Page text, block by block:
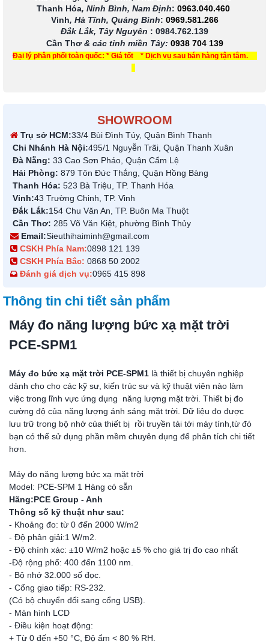
Thanh Hóa, Ninh Bình, Nam Định: 0963.040.460
Vinh, Hà Tĩnh, Quảng Bình: 0969.581.266
Đắk Lắk, Tây Nguyên : 0984.762.139
Cần Thơ & các tỉnh miền Tây: 0938 704 139
Đại lý phân phối toàn quốc: * Giá tốt * Dịch vụ sau bán hàng tận tâm.
SHOWROOM
Trụ sở HCM:33/4 Bùi Đình Túy, Quận Bình Thạnh
Chi Nhánh Hà Nội:495/1 Nguyễn Trãi, Quận Thanh Xuân
Đà Nẵng: 33 Cao Sơn Pháo, Quận Cẩm Lệ
Hải Phòng: 879 Tôn Đức Thắng, Quận Hồng Bàng
Thanh Hóa: 523 Bà Triệu, TP. Thanh Hóa
Vinh:43 Trường Chinh, TP. Vinh
Đắk Lắk:154 Chu Văn An, TP. Buôn Ma Thuột
Cần Thơ: 285 Võ Văn Kiệt, phường Bình Thủy
Email:Sieuthihaiminh@gmail.com
CSKH Phía Nam:0898 121 139
CSKH Phía Bắc: 0868 50 2002
Đánh giá dịch vụ:0965 415 898
Thông tin chi tiết sản phẩm
Máy đo năng lượng bức xạ mặt trời
PCE-SPM1
Máy đo bức xạ mặt trời PCE-SPM1 là thiết bị chuyên nghiệp
dành cho cho các kỹ sư, kiến trúc sư và kỹ thuật viên nào làm
việc trong lĩnh vực ứng dụng năng lượng mặt trời. Thiết bị đo
cường độ của năng lượng ánh sáng mặt trời. Dữ liệu đo được
lưu trữ trong bộ nhớ của thiết bị rồi truyền tải tới máy tính,từ đó
bạn có thể sử dụng phần mềm chuyên dụng để phân tích chi tiết
hơn.
Máy đo năng lượng bức xạ mặt trời
Model: PCE-SPM 1 Hàng có sẵn
Hãng:PCE Group - Anh
Thông số kỹ thuật như sau:
- Khoảng đo: từ 0 đến 2000 W/m2
- Độ phân giải:1 W/m2.
- Độ chính xác: ±10 W/m2 hoặc ±5 % cho giá trị đo cao nhất
-Độ rộng phổ: 400 đến 1100 nm.
- Bộ nhớ 32.000 số đọc.
- Cổng giao tiếp: RS-232.
(Có bộ chuyển đổi sang cổng USB).
- Màn hình LCD
- Điều kiện hoạt động:
+ Từ 0 đến +50 °C, Độ ẩm < 80 % RH.